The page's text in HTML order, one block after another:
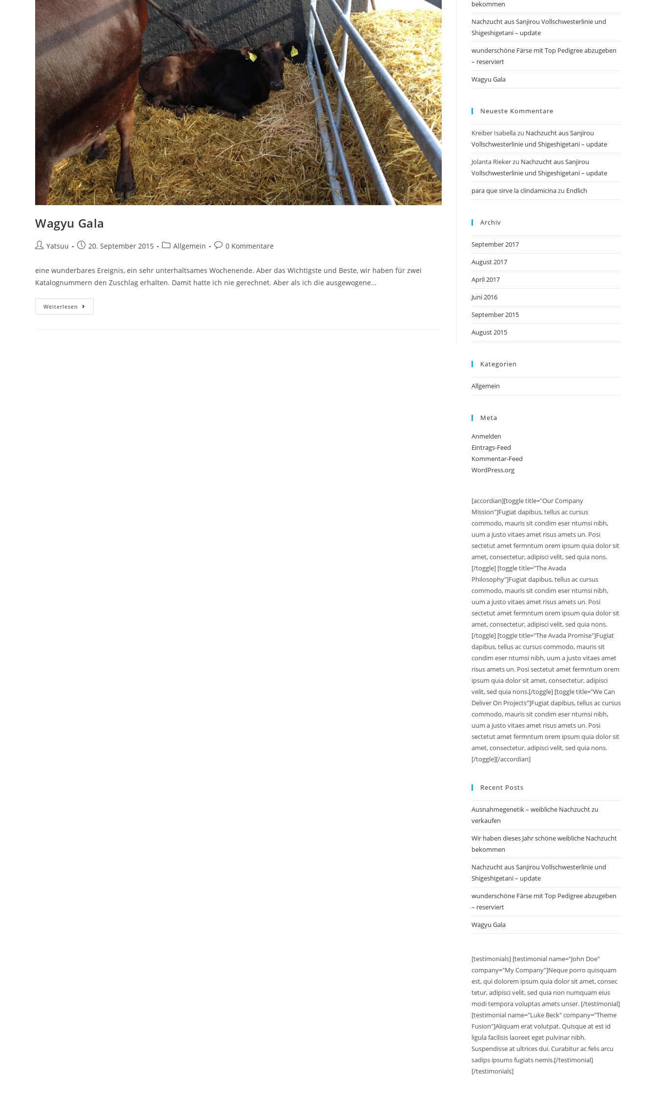
Wagyu Gala
Beitrags-
Yatsuu
Beitrag20. September 2015
Beitrags-
Allgemein
Beitrags-
0 Kommentare
eine wunderbares Ereignis, ein sehr unterhaltsames Wochenende. Aber das Wichtigste und Beste, wir haben für zwei
Katalognummern den Zuschlag erhalten. Damit hatte ich nie gerechnet. Aber als ich die ausgewogene…
Weiterlesen Wagyu
Gala
bekommen
Nachzucht aus Sanjirou Vollschwesterlinie und
Shigeshigetani – update
wunderschöne Färse mit Top Pedigree abzugeben
– reserviert
Wagyu Gala
Neueste Kommentare
Kreiber Isabellazu Nachzucht aus Sanjirou
Vollschwesterlinie und Shigeshigetani – update
Jolanta Riekerzu Nachzucht aus Sanjirou
Vollschwesterlinie und Shigeshigetani – update
para que sirve la clindamicinazu Endlich
Archiv
September 2017
August 2017
April 2017
Juni 2016
September 2015
August 2015
Kategorien
Allgemein
Meta
Anmelden
Eintrags-Feed
Kommentar-Feed
WordPress.org
[accordian][toggle title="Our Company
Mission"]Fugiat dapibus, tellus ac cursus
commodo, mauris sit condim eser ntumsi nibh,
uum a justo vitaes amet risus amets un. Posi
sectetut amet fermntum orem ipsum quia dolor sit
amet, consectetur, adipisci velit, sed quia nons.
[/toggle] [toggle title="The Avada
Philosophy"]Fugiat dapibus, tellus ac cursus
commodo, mauris sit condim eser ntumsi nibh,
uum a justo vitaes amet risus amets un. Posi
sectetut amet fermntum orem ipsum quia dolor sit
amet, consectetur, adipisci velit, sed quia nons.
[/toggle] [toggle title="The Avada Promise"]Fugiat
dapibus, tellus ac cursus commodo, mauris sit
condim eser ntumsi nibh, uum a justo vitaes amet
risus amets un. Posi sectetut amet fermntum orem
ipsum quia dolor sit amet, consectetur, adipisci
velit, sed quia nons.[/toggle] [toggle title="We Can
Deliver On Projects"]Fugiat dapibus, tellus ac cursus
commodo, mauris sit condim eser ntumsi nibh,
uum a justo vitaes amet risus amets un. Posi
sectetut amet fermntum orem ipsum quia dolor sit
amet, consectetur, adipisci velit, sed quia nons.
[/toggle][/accordian]
Recent Posts
Ausnahmegenetik – weibliche Nachzucht zu
verkaufen
Wir haben dieses Jahr schöne weibliche Nachzucht
bekommen
Nachzucht aus Sanjirou Vollschwesterlinie und
Shigeshigetani – update
wunderschöne Färse mit Top Pedigree abzugeben
– reserviert
Wagyu Gala
[testimonials] [testimonial name="John Doe"
company="My Company"]Neque porro quisquam
est, qui dolorem ipsum quia dolor sit amet, consec
tetur, adipisci velit, sed quia non numquam eius
modi tempora voluptas amets unser. [/testimonial]
[testimonial name="Luke Beck" company="Theme
Fusion"]Aliquam erat volutpat. Quisque at est id
ligula facilisis laoreet eget pulvinar nibh.
Suspendisse at ultrices dui. Curabitur ac felis arcu
sadips ipsums fugiats nemis.[/testimonial]
[/testimonials]